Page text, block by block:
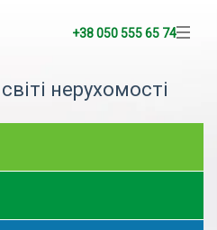
+38 050 555 65 74
нерухомості